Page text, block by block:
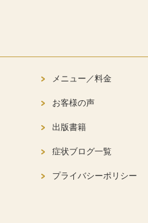
メニュー／料金
お客様の声
出版書籍
症状ブログ一覧
プライバシーポリシー